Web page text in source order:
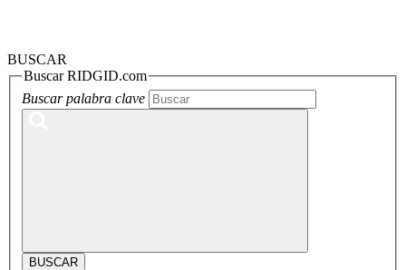
BUSCAR
Buscar RIDGID.com
Buscar palabra clave
BUSCAR